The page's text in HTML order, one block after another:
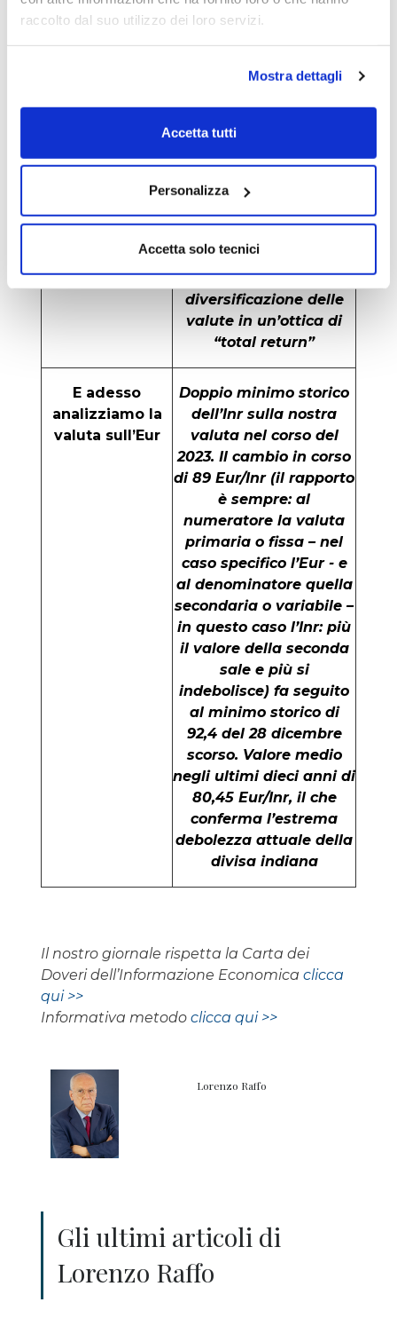
raccolto dal suo utilizzo dei loro servizi.
Mostra dettagli
Accetta tutti
Personalizza
Accetta solo tecnici
sull’euro. Inoltre la vita
residua è la più lunga
fra quella delle varie
emissioni in Inr presenti
Certamente la liquidità
del titolo. Almeno nella
fase iniziale delle
A chi si presta?
A un investitore che
punti alla
diversificazione delle
valute in un’ottica di
“total return”
E adesso
analizziamo la
valuta sull’Eur
Doppio minimo storico
dell’Inr sulla nostra
valuta nel corso del
2023. Il cambio in corso
di 89 Eur/Inr (il rapporto
è sempre: al
numeratore la valuta
primaria o fissa – nel
caso specifico l’Eur - e
al denominatore quella
secondaria o variabile –
in questo caso l’Inr: più
il valore della seconda
sale e più si
indebolisce) fa seguito
al minimo storico di
92,4 del 28 dicembre
scorso. Valore medio
negli ultimi dieci anni di
80,45 Eur/Inr, il che
conferma l’estrema
debolezza attuale della
divisa indiana
Il nostro giornale rispetta la Carta dei
Doveri dell’Informazione Economica clicca
qui >>
Informativa metodo clicca qui >>
Lorenzo Raffo
Gli ultimi articoli di
Lorenzo Raffo